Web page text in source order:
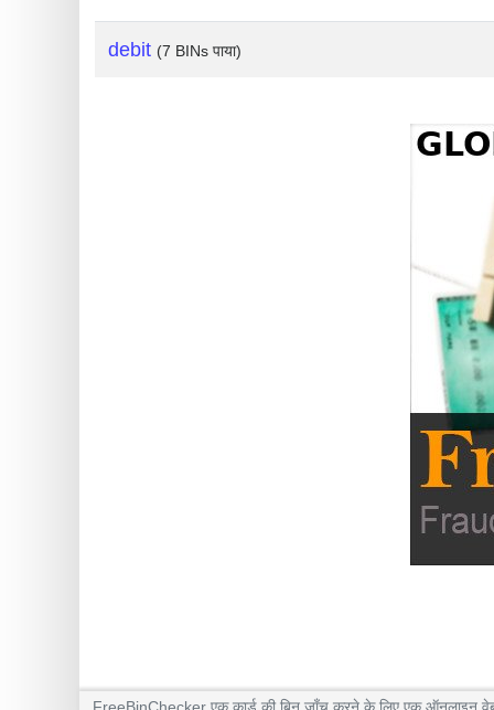
debit (7 BINs पाया)